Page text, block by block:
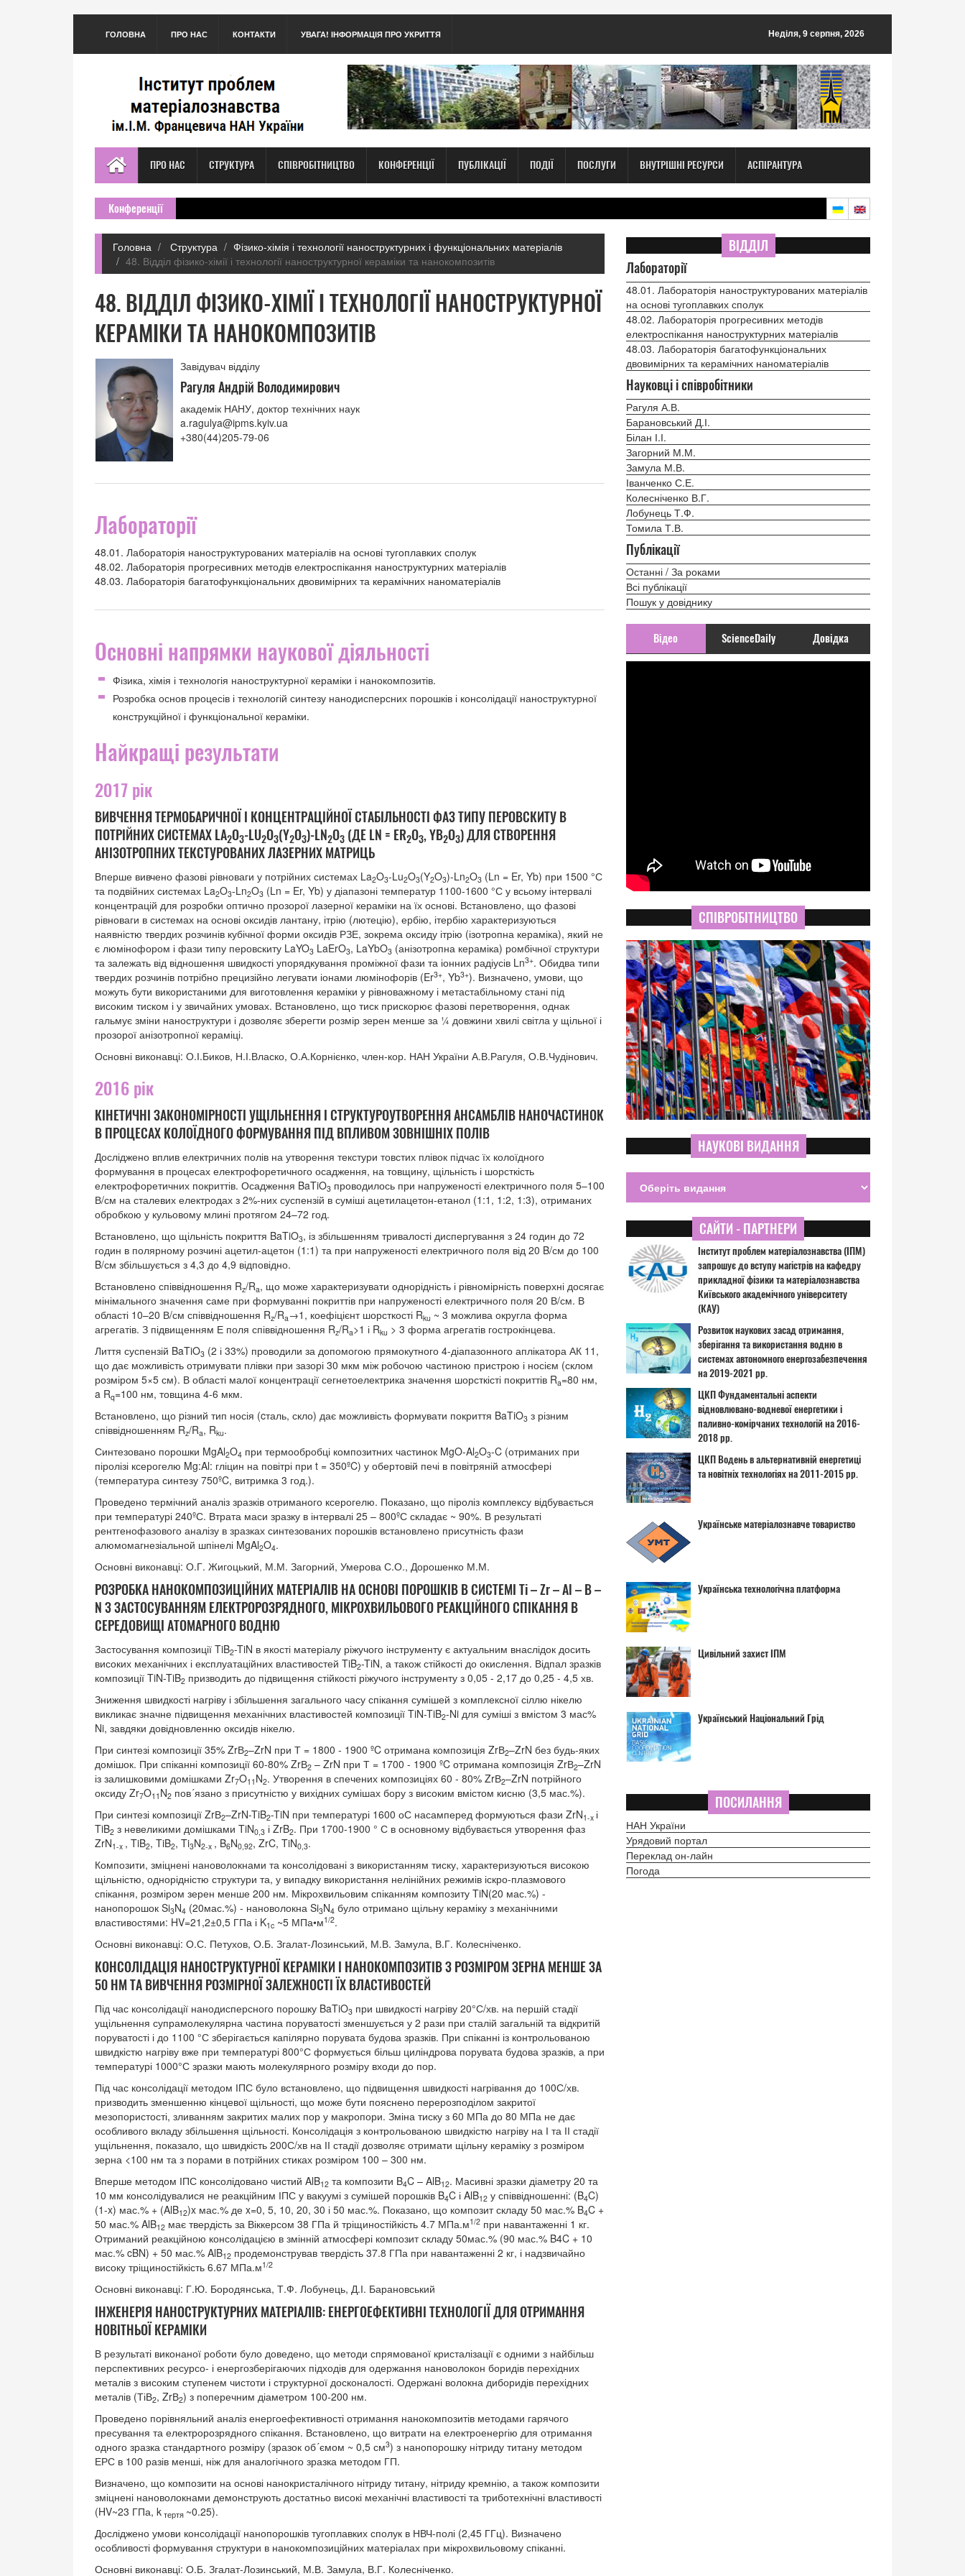
ГОЛОВНА ПРО НАС КОНТАКТИ УВАГА! ІНФОРМАЦІЯ ПРО УКРИТТЯ Неділя, 9 серпня, 2026
ПРО НАС СТРУКТУРА СПІВРОБІТНИЦТВО КОНФЕРЕНЦІЇ ПУБЛІКАЦІЇ ПОДІЇ ПОСЛУГИ ВНУТРІШНІ РЕСУРСИ АСПІРАНТУРА
Конференції
Головна Структура
Фізико-хімія і технології наноструктурних і функціональних матеріалів
48. Відділ фізико-хімії і технології наноструктурної кераміки та нанокомпозитів
48. ВІДДІЛ ФІЗИКО-ХІМІЇ І ТЕХНОЛОГІЇ НАНОСТРУКТУРНОЇ
КЕРАМІКИ ТА НАНОКОМПОЗИТІВ
Завідувач відділу
Рагуля Андрій Володимирович
академік НАНУ, доктор технічних наук
a.ragulya@ipms.kyiv.ua
+380(44)205-79-06
Лабораторії
48.01. Лабораторія наноструктурованих матеріалів на основі тугоплавких сполук
48.02. Лабораторія прогресивних методів електроспікання наноструктурних матеріалів
48.03. Лабораторія багатофункціональних двовимірних та керамічних наноматеріалів
Основні напрямки наукової діяльності
Фізика, хімія і технологія наноструктурної кераміки і нанокомпозитів.
Розробка основ процесів і технологій синтезу нанодисперсних порошків і консолідації наноструктурної
конструкційної і функціональної кераміки.
Найкращі результати
2017 рік
ВИВЧЕННЯ ТЕРМОБАРИЧНОЇ І КОНЦЕНТРАЦІЙНОЇ СТАБІЛЬНОСТІ ФАЗ ТИПУ ПЕРОВСКИТУ В
ПОТРІЙНИХ СИСТЕМАХ LA2O3-LU2O3(Y2O3)-LN2O3 (ДЕ LN = ER2O3, YB2O3) ДЛЯ СТВОРЕННЯ
АНІЗОТРОПНИХ ТЕКСТУРОВАНИХ ЛАЗЕРНИХ МАТРИЦЬ
Вперше вивчено фазові рівноваги у потрійних системах La2O3-Lu2O3(Y2O3)-Ln2O3 (Ln = Er, Yb) при 1500 °С
та подвійних системах La2O3-Ln2O3 (Ln = Er, Yb) у діапазоні температур 1100-1600 °С у всьому інтервалі
концентрацій для розробки оптично прозорої лазерної кераміки на їх основі. Встановлено, що фазові
рівноваги в системах на основі оксидів лантану, ітрію (лютецію), ербію, ітербію характеризуються
наявністю твердих розчинів кубічної форми оксидів РЗЕ, зокрема оксиду ітрію (ізотропна кераміка), який не
є люмінофором і фази типу перовскиту LaYO3 LaErO3, LaYbO3 (анізотропна кераміка) ромбічної структури
та залежать від відношення швидкості упорядкування проміжної фази та іонних радіусів Ln3+. Обидва типи
твердих розчинів потрібно прецизійно легувати іонами люмінофорів (Er3+, Yb3+). Визначено, умови, що
можуть бути використаними для виготовлення кераміки у рівноважному і метастабільному стані під
високим тиском і у звичайних умовах. Встановлено, що тиск прискорює фазові перетворення, однак
гальмує зміни наноструктури і дозволяє зберегти розмір зерен менше за ¼ довжини хвилі світла у щільної і
прозорої анізотропної кераміці.
Основні виконавці: О.І.Биков, Н.І.Власко, О.А.Корнієнко, член-кор. НАН України А.В.Рагуля, О.В.Чудінович.
2016 рік
КІНЕТИЧНІ ЗАКОНОМІРНОСТІ УЩІЛЬНЕННЯ І СТРУКТУРОУТВОРЕННЯ АНСАМБЛІВ НАНОЧАСТИНОК
В ПРОЦЕСАХ КОЛОЇДНОГО ФОРМУВАННЯ ПІД ВПЛИВОМ ЗОВНІШНІХ ПОЛІВ
Досліджено вплив електричних полів на утворення текстури товстих плівок підчас їх колоїдного
формування в процесах електрофоретичного осадження, на товщину, щільність і шорсткість
електрофоретичних покриттів. Осадження BaTiO3 проводилось при напруженості електричного поля 5–100
В/см на сталевих електродах з 2%-них суспензій в суміші ацетилацетон-етанол (1:1, 1:2, 1:3), отриманих
обробкою у кульовому млині протягом 24–72 год.
Встановлено, що щільність покриття BaTiO3, із збільшенням тривалості диспергування з 24 годин до 72
годин в полярному розчині ацетил-ацетон (1:1) та при напруженості електричного поля від 20 B/см до 100
B/см збільшується з 4,3 до 4,9 відповідно.
Встановлено співвідношення Rz/Ra, що може характеризувати однорідність і рівномірність поверхні досягає
мінімального значення саме при формуванні покриттів при напруженості електричного поля 20 В/см. В
області 10–20 В/см співвідношення Rz/Ra→1, коефіцієнт шорсткості Rku ~ 3 можлива округла форма
агрегатів. З підвищенням Е поля співвідношення Rz/Ra>1 і Rku > 3 форма агрегатів гострокінцева.
Лиття суспензій BaTiO3 (2 і 33%) проводили за допомогою прямокутного 4-діапазонного аплікатора АК 11,
що дає можливість отримувати плівки при зазорі 30 мкм між робочою частиною пристрою і носієм (склом
розміром 5×5 см). В області малої концентрації сегнетоелектрика значення шорсткісті покриттів Ra=80 нм,
a Rq=100 нм, товщина 4-6 мкм.
Встановлено, що pізний тип носія (cталь, скло) дає можливість формувати покриття BaTiO3 з різним
співвідношенням Rz/Ra, Rku.
Синтезовано порошки MgAl2O4 при термообробці композитних частинок MgO-Al2O3-C (отриманих при
піролізі ксерогелю Mg:Al: гліцин на повітрі при t = 350ºC) у обертовій печі в повітряній атмосфері
(температура синтезу 750ºC, витримка 3 год.).
Проведено термічний аналіз зразків отриманого ксерогелю. Показано, що піроліз комплексу відбувається
при температурі 240ºС. Втрата маси зразку в інтервалі 25 – 800ºС складає ~ 90%. В результаті
рентгенофазового аналізу в зразках синтезованих порошків встановлено присутність фази
алюмомагнезіальной шпінелі MgAl2O4.
Основні виконавці: О.Г. Жигоцький, М.М. Загорний, Умерова С.О., Дорошенко М.М.
РОЗРОБКА НАНОКОМПОЗИЦІЙНИХ МАТЕРІАЛІВ НА ОСНОВІ ПОРОШКІВ В СИСТЕМІ Ti – Zr – Al – B –
N З ЗАСТОСУВАННЯМ ЕЛЕКТРОРОЗРЯДНОГО, МІКРОХВИЛЬОВОГО РЕАКЦІЙНОГО СПІКАННЯ В
СЕРЕДОВИЩІ АТОМАРНОГО ВОДНЮ
Застосування композиції TiB2-TiN в якості матеріалу ріжучого інструменту є актуальним внаслідок досить
високих механічних і експлуатаційних властивостей TiB2-TiN, а також стійкості до окислення. Відпал зразків
композиції TiN-TiB2 призводить до підвищення стійкості ріжучого інструменту з 0,05 - 2,17 до 0,25 - 4,5 хв.
Зниження швидкості нагріву і збільшення загального часу спікання сумішей з комплексної сіллю нікелю
викликає значне підвищення механічних властивостей композиції TiN-TiB2-Ni для суміші з вмістом 3 мас%
Ni, завдяки довідновленню оксидів нікелю.
При синтезі композиції 35% ZrВ2–ZrN при Т = 1800 - 1900 ºC отримана композиція ZrВ2–ZrN без будь-яких
домішок. При спіканні композиції 60-80% ZrВ2 – ZrN при Т = 1700 - 1900 ºC отримана композиція ZrВ2–ZrN
із залишковими домішками Zr7O11 N2. Утворення в спечених композиціях 60 - 80% ZrВ2–ZrN потрійного
оксиду Zr7O11 N2 пов´язано з присутністю у вихідних сумішах бору з високим вмістом кисню (3,5 мас.%).
При синтезі композиції ZrВ2–ZrN-TiB2-TiN при температурі 1600 оС насамперед формуються фази ZrN1-x і
TiB2 з невеликими домішками TiN0,3 і ZrB2. При 1700-1900 ° С в основному відбувається утворення фаз
ZrN1-x , TiB2, TiB2, Ti3N2-x , B6N0,92, ZrC, TiN0,3.
Композити, зміцнені нановолокнами та консолідовані з використанням тиску, характеризуються високою
щільністю, однорідністю структури та, у випадку використання нелінійних режимів іскро-плазмового
спікання, розміром зерен менше 200 нм. Мікрохвильовим спіканням композиту TiN(20 мас.%) -
нанопорошок Si3N4 (20мас.%) - нановолокна Si3N4 було отримано щільну кераміку з механічними
властивостями: HV=21,2±0,5 ГПа і K1c ~5 МПа•м1/2.
Основні виконавці: О.С. Петухов, О.Б. Згалат-Лозинський, М.В. Замула, В.Г. Колесніченко.
КОНСОЛІДАЦІЯ НАНОСТРУКТУРНОЇ КЕРАМІКИ І НАНОКОМПОЗИТІВ З РОЗМІРОМ ЗЕРНА МЕНШЕ ЗА
50 НМ ТА ВИВЧЕННЯ РОЗМІРНОЇ ЗАЛЕЖНОСТІ ЇХ ВЛАСТИВОСТЕЙ
Під час консолідації нанодисперсного порошку BaTiO3 при швидкості нагріву 20°С/хв. на першій стадії
ущільнення супрамолекулярна частина поруватості зменшується у 2 рази при сталій загальній та відкритій
поруватості і до 1100 °С зберігається капілярно порувата будова зразків. При спіканні із контрольованою
швидкістю нагріву вже при температурі 800°С формується більш циліндрова порувата будова зразків, а при
температурі 1000°С зразки мають молекулярного розміру входи до пор.
Під час консолідації методом ІПС було встановлено, що підвищення швидкості нагрівання до 100С/хв.
призводить зменшенню кінцевої щільності, що може бути пояснено перерозподілом закритої
мезопористості, зливанням закритих малих пор у макропори. Зміна тиску з 60 МПа до 80 МПа не дає
особливого вкладу збільшення щільності. Консолідація з контрольованою швидкістю нагріву на І та ІІ стадії
ущільнення, показало, що швидкість 200С/хв на ІІ стадії дозволяє отримати щільну кераміку з розміром
зерна <100 нм та з порами в потрійних стиках розміром 100 – 300 нм.
Вперше методом ІПС консолідовано чистий AlB12 та композити B4C – AlB12. Масивні зразки діаметру 20 та
10 мм консолідувалися не реакційним ІПС у вакуумі з сумішей порошків B4C і AlB12 у співвідношенні: (B4C)
(1-x) мас.% + (AlB12)x мас.% де x=0, 5, 10, 20, 30 і 50 мас.%. Показано, що композит складу 50 мас.% B4C +
50 мас.% AlB12 має твердість за Віккерсом 38 ГПа й тріщиностійкість 4.7 МПа.м1/2 при навантаженні 1 кг.
Отриманий реакційною консолідацією в змінній атмосфері композит складу 50мас.% (90 мас.% B4C + 10
мас.% cBN) + 50 мас.% AlB12 продемонстрував твердість 37.8 ГПа при навантаженні 2 кг, і надзвичайно
високу тріщиностійкість 6.67 МПа.м1/2
Основні виконавці: Г.Ю. Бородянська, Т.Ф. Лобунець, Д.І. Барановський
ІНЖЕНЕРІЯ НАНОСТРУКТУРНИХ МАТЕРІАЛІВ: ЕНЕРГОЕФЕКТИВНІ ТЕХНОЛОГІЇ ДЛЯ ОТРИМАННЯ
НОВІТНЬОЇ КЕРАМІКИ
В результаті виконаної роботи було доведено, що методи спрямованої кристалізації є одними з найбільш
перспективних ресурсо- і енергозберігаючих підходів для одержання нановолокон боридів перехідних
металів з високим ступенем чистоти і структурної досконалості. Одержані волокна диборидів перехідних
металів (ТіВ2, ZrВ2) з поперечним діаметром 100-200 нм.
Проведено порівняльний аналіз енергоефективності отримання нанокомпозитів методами гарячого
пресування та електророзрядного спікання. Встановлено, що витрати на електроенергію для отримання
одного зразка стандартного розміру (зразок об´ємом ~ 0,5 см3) з нанопорошку нітриду титану методом
ЕРС в 100 разів менші, ніж для аналогічного зразка методом ГП.
Визначено, що композити на основі нанокристалічного нітриду титану, нітриду кремнію, а також композити
зміцнені нановолокнами демонструють достатньо високі механічні властивості та триботехнічні властивості
(HV~23 ГПа, k тертя ~0.25).
Досліджено умови консолідації нанопорошків тугоплавких сполук в НВЧ-полі (2,45 ГГц). Визначено
особливості формування структури в нанокомпозиційних матеріалах при мікрохвильовому спіканні.
Основні виконавці: О.Б. Згалат-Лозинський, М.В. Замула, В.Г. Колесніченко.
ВІДДІЛ
Лабораторії
48.01. Лабораторія наноструктурованих матеріалів
на основі тугоплавких сполук
48.02. Лабораторія прогресивних методів
електроспікання наноструктурних матеріалів
48.03. Лабораторія багатофункціональних
двовимірних та керамічних наноматеріалів
Науковці і співробітники
Рагуля А.В.
Барановський Д.І.
Білан І.І.
Загорний М.М.
Замула М.В.
Іванченко С.Е.
Колесніченко В.Г.
Лобунець Т.Ф.
Томила Т.В.
Публікації
Останні / За роками
Всі публікації
Пошук у довіднику
Відео ScienceDaily Довідка
СПІВРОБІТНИЦТВО
НАУКОВІ ВИДАННЯ
САЙТИ - ПАРТНЕРИ
Інститут проблем матеріалознавства (ІПМ)
запрошує до вступу магістрів на кафедру
прикладної фізики та матеріалознавства
Київського академічного університету
(КАУ)
Розвиток наукових засад отримання,
зберігання та використання водню в
системах автономного енергозабезпечення
на 2019-2021 рр.
ЦКП Фундаментальні аспекти
відновлювано-водневої енергетики і
паливно-комірчаних технологій на 2016-
2018 рр.
ЦКП Водень в альтернативній енергетиці
та новітніх технологіях на 2011-2015 рр.
Українське матеріалознавче товариство
Українська технологічна платформа
Цивільний захист ІПМ
Український Національний Грід
ПОСИЛАННЯ
НАН України
Урядовий портал
Переклад он-лайн
Погода